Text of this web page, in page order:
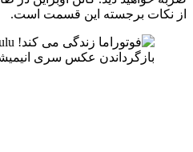
از نکات برجسته این قسمت است.